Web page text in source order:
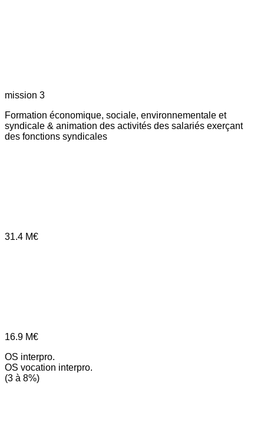
mission 3
Formation économique, sociale, environnementale et
syndicale & animation des activités des salariés exerçant
des fonctions syndicales
31.4 M€
16.9 M€
OS interpro.
OS vocation interpro.
(3 à 8%)